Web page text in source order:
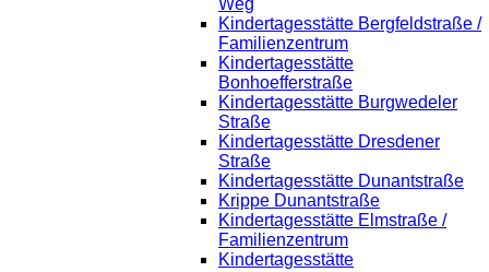
Kindertagesstätte Bergfeldstraße /
Familienzentrum
Kindertagesstätte
Bonhoefferstraße
Kindertagesstätte Burgwedeler
Straße
Kindertagesstätte Dresdener
Straße
Kindertagesstätte Dunantstraße
Krippe Dunantstraße
Kindertagesstätte Elmstraße /
Familienzentrum
Kindertagesstätte